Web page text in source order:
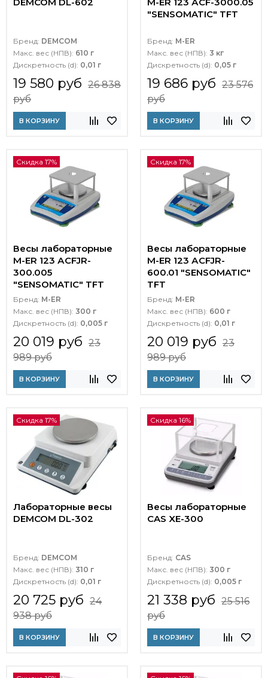
Бренд: DEMCOM
Макс. вес (НПВ): 610 г
Дискретность (d): 0,01 г
19 580 руб 26 838
руб
В КОРЗИНУ
"SENSOMATIC" TFT
Бренд: M-ER
Макс. вес (НПВ): 3 кг
Дискретность (d): 0,05 г
19 686 руб 23 576
руб
В КОРЗИНУ
Скидка 17%
Весы лабораторные
M-ER 123 АCFJR-
300.005
"SENSOMATIC" TFT
Бренд: M-ER
Макс. вес (НПВ): 300 г
Дискретность (d): 0,005 г
20 019 руб 23
989 руб
В КОРЗИНУ
Скидка 17%
Весы лабораторные
M-ER 123 АCFJR-
600.01 "SENSOMATIC"
TFT
Бренд: M-ER
Макс. вес (НПВ): 600 г
Дискретность (d): 0,01 г
20 019 руб 23
989 руб
В КОРЗИНУ
Скидка 17%
Лабораторные весы
DEMCOM DL-302
Бренд: DEMCOM
Макс. вес (НПВ): 310 г
Дискретность (d): 0,01 г
20 725 руб 24
938 руб
В КОРЗИНУ
Скидка 16%
Весы лабораторные
CAS XE-300
Бренд: CAS
Макс. вес (НПВ): 300 г
Дискретность (d): 0,005 г
21 338 руб 25 516
руб
В КОРЗИНУ